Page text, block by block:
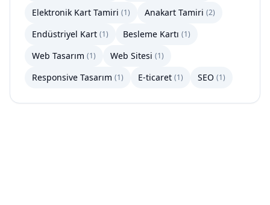
Elektronik Kart Tamiri (1) Anakart Tamiri (2)
Endüstriyel Kart (1) Besleme Kartı (1)
Web Tasarım (1) Web Sitesi (1)
Responsive Tasarım (1) E-ticaret (1) SEO (1)